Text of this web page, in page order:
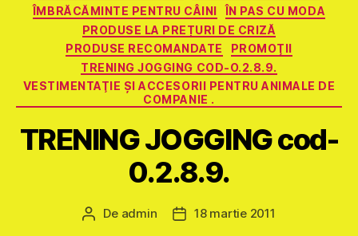
ÎMBRĂCĂMINTE PENTRU CÂINI
ÎN PAS CU MODA
PRODUSE LA PREȚURI DE CRIZĂ
PRODUSE RECOMANDATE
PROMOŢII
TRENING JOGGING COD-O.2.8.9.
VESTIMENTAŢIE ŞI ACCESORII PENTRU ANIMALE DE
COMPANIE .
TRENING JOGGING cod-
0.2.8.9.
Autor
De admin
Dată18 martie 2011